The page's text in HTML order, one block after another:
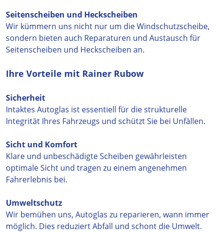
Seitenscheiben und Heckscheiben
Wir kümmern uns nicht nur um die Windschutzscheibe,
sondern bieten auch Reparaturen und Austausch für
Seitenscheiben und Heckscheiben an.
Ihre Vorteile mit Rainer Rubow
Sicherheit
Intaktes Autoglas ist essentiell für die strukturelle
Integrität Ihres Fahrzeugs und schützt Sie bei Unfällen.
Sicht und Komfort
Klare und unbeschädigte Scheiben gewährleisten
optimale Sicht und tragen zu einem angenehmen
Fahrerlebnis bei.
Umweltschutz
Wir bemühen uns, Autoglas zu reparieren, wann immer
möglich. Dies reduziert Abfall und schont die Umwelt.